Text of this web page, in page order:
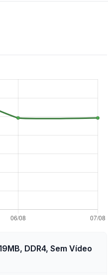
DDR4, Sem Vídeo